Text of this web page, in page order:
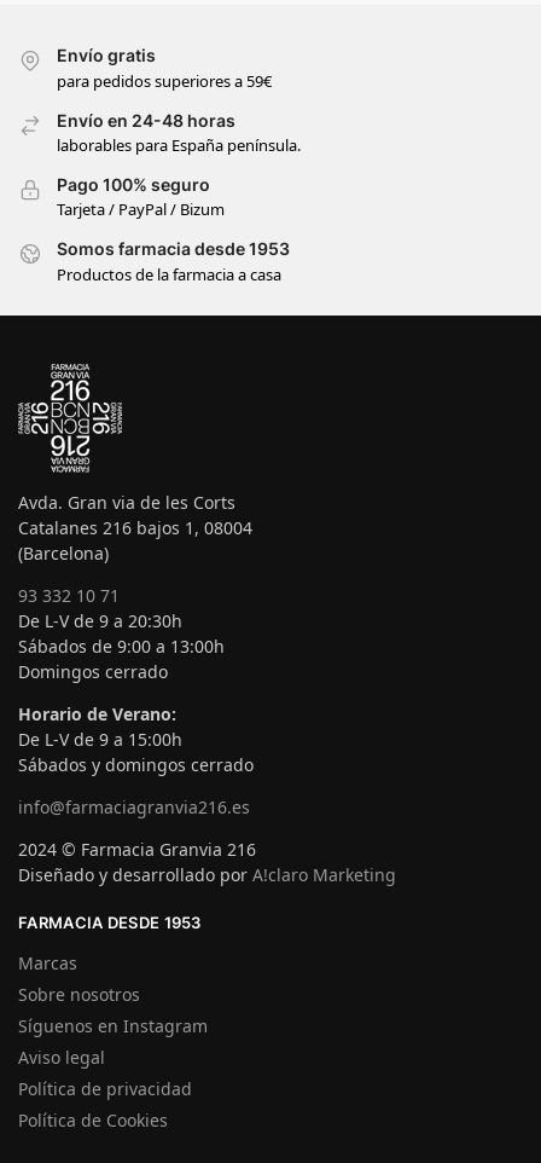
Envío gratis
para pedidos superiores a 59€
Envío en 24-48 horas
laborables para España península.
Pago 100% seguro
Tarjeta / PayPal / Bizum
Somos farmacia desde 1953
Productos de la farmacia a casa
Avda. Gran via de les Corts
Catalanes 216 bajos 1, 08004
(Barcelona)
93 332 10 71
De L-V de 9 a 20:30h
Sábados de 9:00 a 13:00h
Domingos cerrado
Horario de Verano:
De L-V de 9 a 15:00h
Sábados y domingos cerrado
info@farmaciagranvia216.es
2024 © Farmacia Granvia 216
Diseñado y desarrollado por A!claro Marketing
FARMACIA DESDE 1953
Marcas
Sobre nosotros
Síguenos en Instagram
Aviso legal
Política de privacidad
Política de Cookies